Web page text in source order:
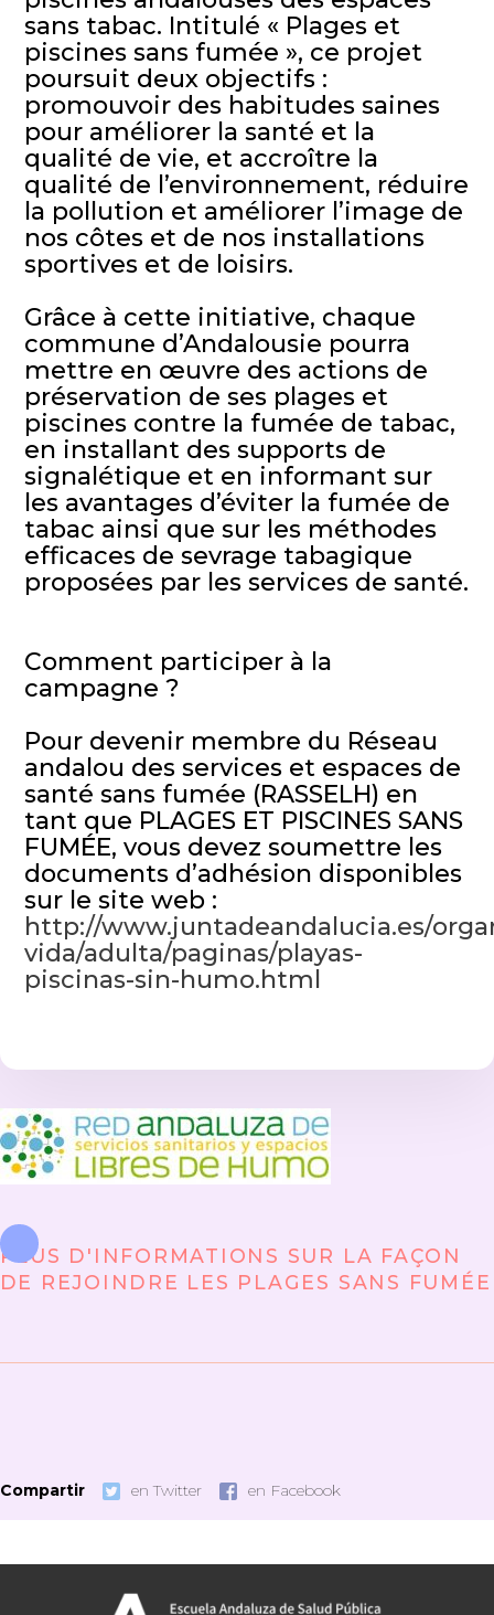
sans tabac. Intitulé « Plages et
piscines sans fumée », ce projet
poursuit deux objectifs :
promouvoir des habitudes saines
pour améliorer la santé et la
qualité de vie, et accroître la
qualité de l’environnement, réduire
la pollution et améliorer l’image de
nos côtes et de nos installations
sportives et de loisirs.
Grâce à cette initiative, chaque
commune d’Andalousie pourra
mettre en œuvre des actions de
préservation de ses plages et
piscines contre la fumée de tabac,
en installant des supports de
signalétique et en informant sur
les avantages d’éviter la fumée de
tabac ainsi que sur les méthodes
efficaces de sevrage tabagique
proposées par les services de santé.
Comment participer à la
campagne ?
Pour devenir membre du Réseau
andalou des services et espaces de
santé sans fumée (RASSELH) en
tant que PLAGES ET PISCINES SANS
FUMÉE, vous devez soumettre les
documents d’adhésion disponibles
sur le site web :
http://www.juntadeandalucia.es/
vida/adulta/paginas/playas-
piscinas-sin-humo.html
PLUS D'INFORMATIONS SUR LA FAÇON
DE REJOINDRE LES PLAGES SANS FUMÉE
Compartir en Twitter en Facebook